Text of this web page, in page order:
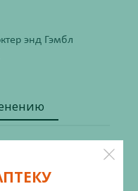
энд Гэмбл